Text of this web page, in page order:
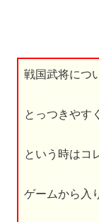
戦国武将につ
とっつきやす
という時はコ
ゲームから入